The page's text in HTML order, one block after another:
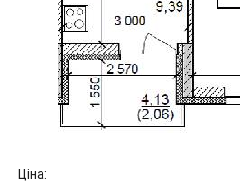
Ціна: